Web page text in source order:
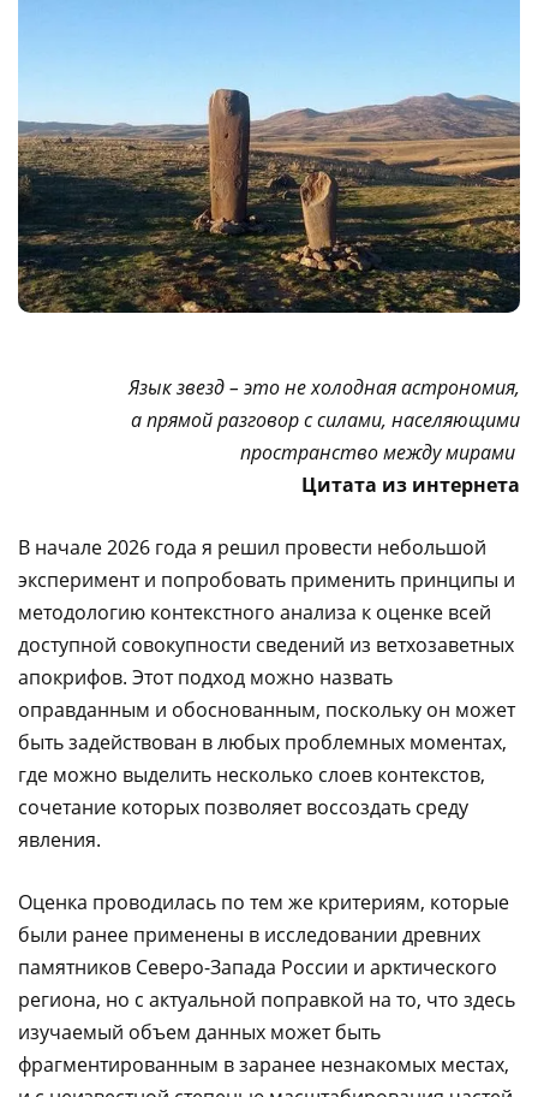
Язык звезд – это не холодная астрономия,
а прямой разговор с силами, населяющими
пространство между мирами
Цитата из интернета
В начале 2026 года я решил провести небольшой
эксперимент и попробовать применить принципы и
методологию контекстного анализа к оценке всей
доступной совокупности сведений из ветхозаветных
апокрифов. Этот подход можно назвать
оправданным и обоснованным, поскольку он может
быть задействован в любых проблемных моментах,
где можно выделить несколько слоев контекстов,
сочетание которых позволяет воссоздать среду
явления.
Оценка проводилась по тем же критериям, которые
были ранее применены в исследовании древних
памятников Северо-Запада России и арктического
региона, но с актуальной поправкой на то, что здесь
изучаемый объем данных может быть
фрагментированным в заранее незнакомых местах,